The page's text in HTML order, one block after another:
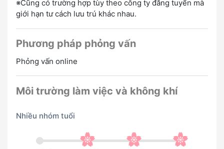
※Cũng có trường hợp tùy theo công ty đăng tuyển mà
giới hạn tư cách lưu trú khác nhau.
Phương pháp phỏng vấn
Phỏng vấn online
Môi trường làm việc và không khí
Nhiều nhóm tuổi